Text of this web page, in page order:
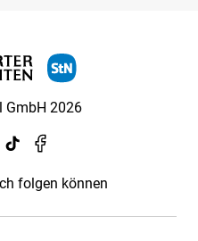
GmbH 2026
folgen können